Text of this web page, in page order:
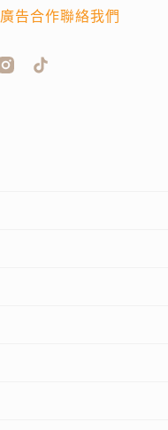
廣告合作聯絡我們